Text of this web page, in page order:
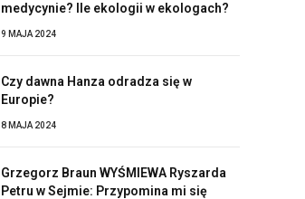
medycynie? Ile ekologii w ekologach?
9 MAJA 2024
Czy dawna Hanza odradza się w
Europie?
8 MAJA 2024
Grzegorz Braun WYŚMIEWA Ryszarda
Petru w Sejmie: Przypomina mi się